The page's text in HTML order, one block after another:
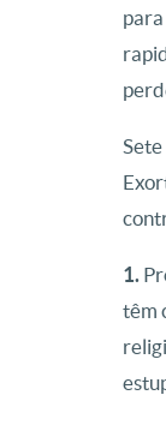
1.
têm